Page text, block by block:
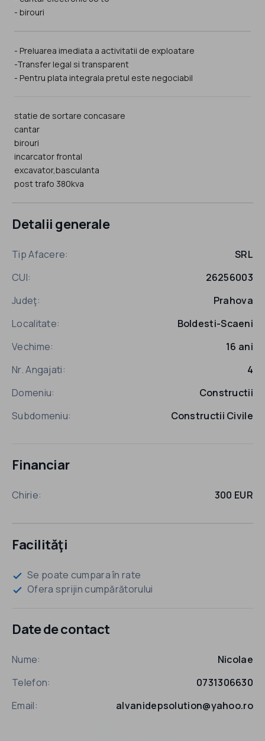
- birouri
- Preluarea imediata a activitatii de exploatare
-Transfer legal si transparent
- Pentru plata integrala pretul este negociabil
statie de sortare concasare
cantar
birouri
incarcator frontal
excavator,basculanta
post trafo 380kva
Detalii generale
Tip Afacere:
SRL
CUI:
26256003
Judeţ:
Prahova
Localitate:
Boldesti-Scaeni
Vechime:
16 ani
Nr. Angajati:
4
Domeniu:
Constructii
Subdomeniu:
Constructii Civile
Financiar
Chirie: 300 EUR
Facilităţi
check Se poate cumpara în rate
check Ofera sprijin cumpărătorului
Date de contact
Nume:
Nicolae
Telefon:
0731306630
Email:
alvanidepsolution@yahoo.ro